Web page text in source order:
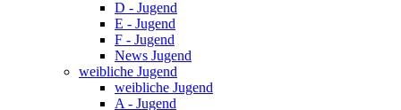
D - Jugend
E - Jugend
F - Jugend
News Jugend
weibliche Jugend
weibliche Jugend
A - Jugend